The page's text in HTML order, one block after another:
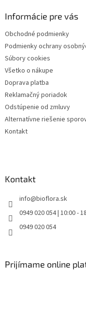
Informácie pre vás
Obchodné podmienky
Podmienky ochrany
Súbory cookies
Všetko o nákupe
Doprava platba
Reklamačný poriadok
Odstúpenie od zmluvy
Alternatívne riešenie
Kontakt
Kontakt
info@bioflora.sk
0949 020 054 | 10:00 -
0949 020 054
Prijímame online